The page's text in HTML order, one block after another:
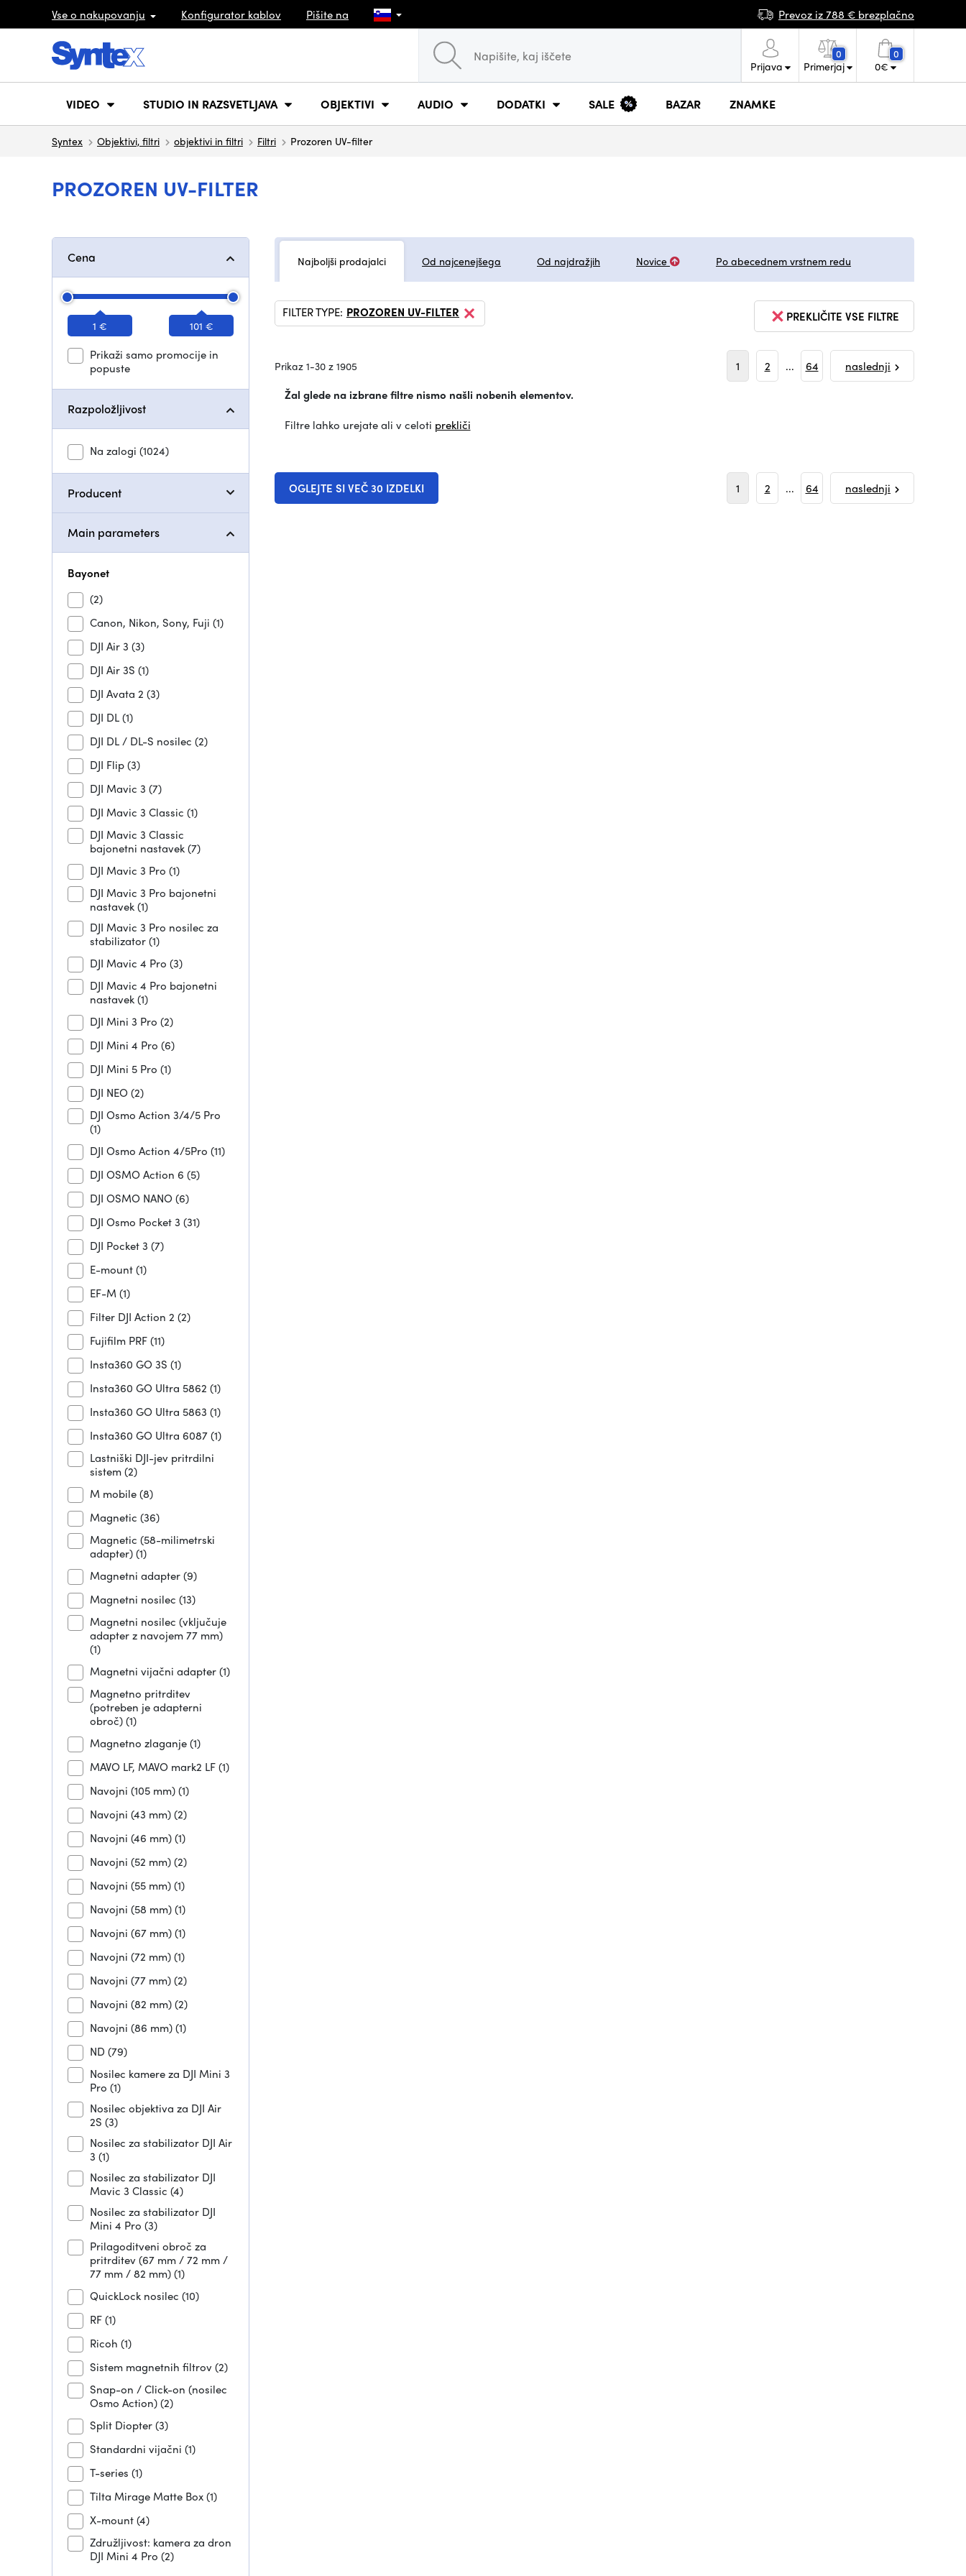
Vse o nakupovanju Konfigurator kablov Pišite na Prevoz iz 788 € brezplačno
Prijava
0
Primerjaj
0
0€
VIDEO STUDIO IN RAZSVETLJAVA OBJEKTIVI AUDIO DODATKI SALE BAZAR ZNAMKE
Syntex Objektivi, filtri objektivi in filtri Filtri Prozoren UV-filter
PROZOREN UV-FILTER
Cena
1 € 101 €
Prikaži samo promocije in
popuste
Razpoložljivost
Na zalogi (1024)
Producent
Main parameters
Bayonet
(2)
Canon, Nikon, Sony, Fuji (1)
DJI Air 3 (3)
DJI Air 3S (1)
DJI Avata 2 (3)
DJI DL(1)
DJI DL / DL-S nosilec (2)
DJI Flip(3)
DJI Mavic 3 (7)
DJI Mavic 3 Classic (1)
DJI Mavic 3 Classic
bajonetni nastavek(7)
DJI Mavic 3 Pro (1)
DJI Mavic 3 Pro bajonetni
nastavek(1)
DJI Mavic 3 Pro nosilec za
stabilizator(1)
DJI Mavic 4 Pro (3)
DJI Mavic 4 Pro bajonetni
nastavek(1)
DJI Mini 3 Pro (2)
DJI Mini 4 Pro (6)
DJI Mini 5 Pro (1)
DJI NEO(2)
DJI Osmo Action 3/4/5 Pro
(1)
DJI Osmo Action 4/5Pro (11)
DJI OSMO Action 6 (5)
DJI OSMO NANO(6)
DJI Osmo Pocket 3 (31)
DJI Pocket 3 (7)
E-mount(1)
EF-M(1)
Filter DJI Action 2 (2)
Fujifilm PRF(11)
Insta360 GO 3S (1)
Insta360 GO Ultra 5862 (1)
Insta360 GO Ultra 5863 (1)
Insta360 GO Ultra 6087(1)
Lastniški DJI-jev pritrdilni
sistem(2)
M mobile(8)
Magnetic (36)
Magnetic (58-milimetrski
adapter)(1)
Magnetni adapter(9)
Magnetni nosilec (13)
Magnetni nosilec (vključuje
adapter z navojem 77 mm)
(1)
Magnetni vijačni adapter(1)
Magnetno pritrditev
(potreben je adapterni
obroč)(1)
Magnetno zlaganje(1)
MAVO LF, MAVO mark2 LF(1)
Navojni (105 mm)(1)
Navojni (43 mm)(2)
Navojni (46 mm)(1)
Navojni (52 mm)(2)
Navojni (55 mm)(1)
Navojni (58 mm)(1)
Navojni (67 mm)(1)
Navojni (72 mm)(1)
Navojni (77 mm)(2)
Navojni (82 mm)(2)
Navojni (86 mm)(1)
ND (79)
Nosilec kamere za DJI Mini 3
Pro (1)
Nosilec objektiva za DJI Air
2S (3)
Nosilec za stabilizator DJI Air
3 (1)
Nosilec za stabilizator DJI
Mavic 3 Classic (4)
Nosilec za stabilizator DJI
Mini 4 Pro (3)
Prilagoditveni obroč za
pritrditev (67 mm / 72 mm /
77 mm / 82 mm)(1)
QuickLock nosilec (10)
RF(1)
Ricoh (1)
Sistem magnetnih filtrov(2)
Snap-on / Click-on (nosilec
Osmo Action)(2)
Split Diopter(3)
Standardni vijačni (1)
T-series (1)
Tilta Mirage Matte Box(1)
X-mount(4)
Združljivost: kamera za dron
DJI Mini 4 Pro (2)
Najboljši prodajalci Od najcenejšega Od najdražjih Novice Po abecednem vrstnem redu
PREKLIČITE VSE FILTRE
FILTER TYPE: PROZOREN UV-FILTER
Prikaz 1-30 z 1905 1 2 ... 64
naslednji
Žal glede na izbrane filtre nismo našli nobenih elementov.
Filtre lahko urejate ali v celoti prekliči
OGLEJTE SI VEČ 30 IZDELKI 1 2 ... 64 naslednji